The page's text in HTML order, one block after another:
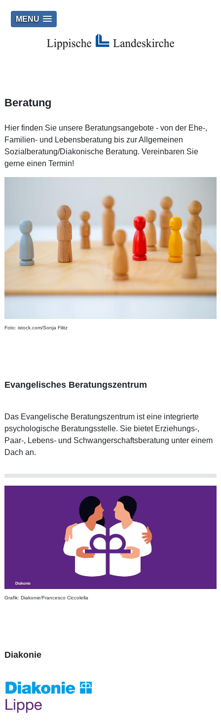
MENU
Beratung
Hier finden Sie unsere Beratungsangebote - von der Ehe-,
Familien- und Lebensberatung bis zur Allgemeinen
Sozialberatung/Diakonische Beratung. Vereinbaren Sie
gerne einen Termin!
Foto: istock.com/Sonja Filitz
Evangelisches Beratungszentrum
Das Evangelische Beratungszentrum ist eine integrierte
psychologische Beratungsstelle. Sie bietet Erziehungs-,
Paar-, Lebens- und Schwangerschaftsberatung unter einem
Dach an.
Grafik: Diakonie/Francesco Ciccolella
Diakonie